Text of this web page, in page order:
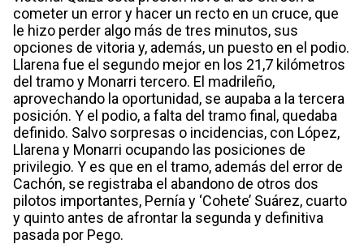
cometer un error y hacer un recto en un cruce, que
le hizo perder algo más de tres minutos, sus
opciones de vitoria y, además, un puesto en el podio.
Llarena fue el segundo mejor en los 21,7 kilómetros
del tramo y Monarri tercero. El madrileño,
aprovechando la oportunidad, se aupaba a la tercera
posición. Y el podio, a falta del tramo final, quedaba
definido. Salvo sorpresas o incidencias, con López,
Llarena y Monarri ocupando las posiciones de
privilegio. Y es que en el tramo, además del error de
Cachón, se registraba el abandono de otros dos
pilotos importantes, Pernía y ‘Cohete’ Suárez, cuarto
y quinto antes de afrontar la segunda y definitiva
pasada por Pego.